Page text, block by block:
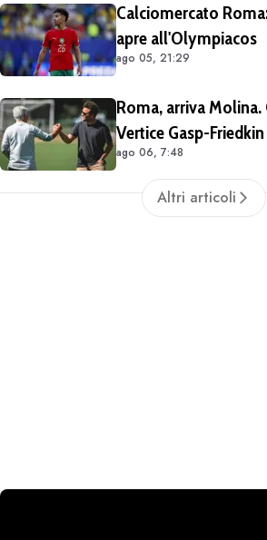
Calciomercato
apre all'Olympiacos
ago 05, 21:29
Roma, arriva
Vertice Gasp-Friedkin
ago 06, 7:48
Altri articoli